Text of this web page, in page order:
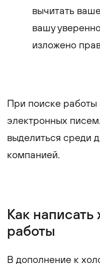
вычитать
вашу
изложено
При поиске работы
электронных
выделиться среди
компанией.
Как
работы
В дополнение к